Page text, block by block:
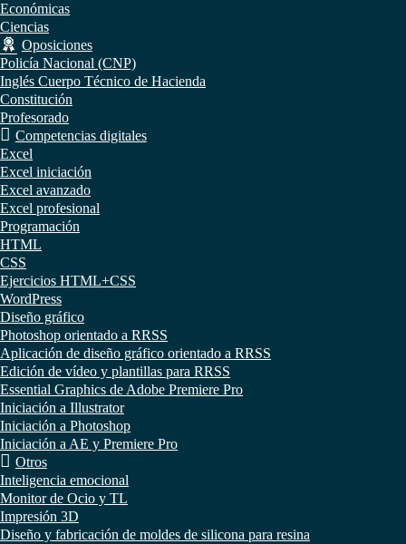
Económicas
Ciencias
Oposiciones
Policía Nacional (CNP)
Inglés Cuerpo Técnico de Hacienda
Constitución
Profesorado
Competencias digitales
Excel
Excel iniciación
Excel avanzado
Excel profesional
Programación
HTML
CSS
Ejercicios HTML+CSS
WordPress
Diseño gráfico
Photoshop orientado a RRSS
Aplicación de diseño gráfico orientado a RRSS
Edición de vídeo y plantillas para RRSS
Essential Graphics de Adobe Premiere Pro
Iniciación a Illustrator
Iniciación a Photoshop
Iniciación a AE y Premiere Pro
Otros
Inteligencia emocional
Monitor de Ocio y TL
Impresión 3D
Diseño y fabricación de moldes de silicona para resina